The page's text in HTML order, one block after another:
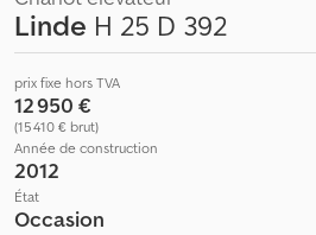
Linde H 25 D 392
prix fixe hors TVA
12 950 €
(15 410 € brut)
Année de construction
2012
État
Occasion